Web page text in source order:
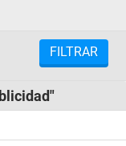
FILTRAR